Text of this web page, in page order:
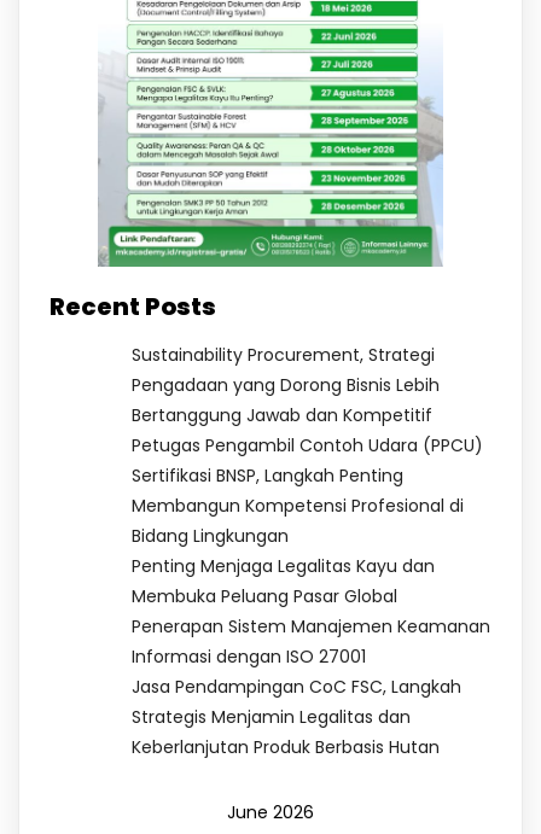
Recent Posts
Sustainability Procurement, Strategi
Pengadaan yang Dorong Bisnis Lebih
Bertanggung Jawab dan Kompetitif
Petugas Pengambil Contoh Udara (PPCU)
Sertifikasi BNSP, Langkah Penting
Membangun Kompetensi Profesional di
Bidang Lingkungan
Penting Menjaga Legalitas Kayu dan
Membuka Peluang Pasar Global
Penerapan Sistem Manajemen Keamanan
Informasi dengan ISO 27001
Jasa Pendampingan CoC FSC, Langkah
Strategis Menjamin Legalitas dan
Keberlanjutan Produk Berbasis Hutan
June 2026